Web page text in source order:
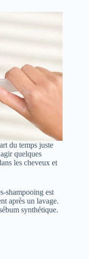
du temps juste
quelques
les cheveux et
shampooing est
après un lavage.
synthétique.